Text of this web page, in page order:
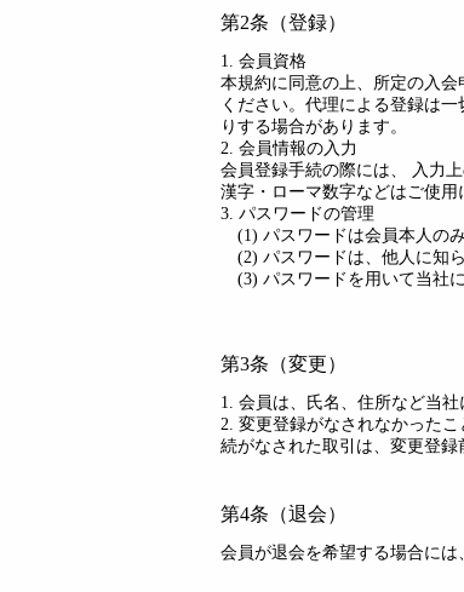
第2条（登録）
1. 会員資格
本規約に同意の上、所定の入
ください。代理による登録は
りする場合があります。
2. 会員情報の入力
会員登録手続の際には、 入力
漢字・ローマ数字などはご使用
3. パスワードの管理
(1) パスワードは会員本人の
(2) パスワードは、他人に知
(3) パスワードを用いて当社
第3条（変更）
1. 会員は、氏名、住所など当
2. 変更登録がなされなかった
続がなされた取引は、変更登録
第4条（退会）
会員が退会を希望する場合には